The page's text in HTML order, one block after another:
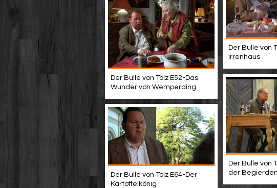
Der Bulle von
Irrenhaus
Der Bulle von Tölz E52-Das
Wunder von Wemperding
Der Bulle von
der Begierden
Der Bulle von Tölz E64-Der
Kartoffelkönig